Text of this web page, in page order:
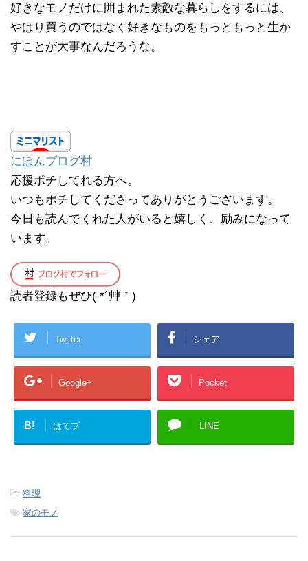
好きなモノだけに囲まれた素敵な暮らしをするには、
やはり買うのではなく好きなものをもっともっと生か
すことが大事なんだろうな。
にほんブログ村
応援ポチしてれる方へ。
いつもポチしてくださってありがとうございます。
今日も読んでくれた人がいると嬉しく、励みになって
います。
読者登録もぜひ( *´艸｀)
Twitter シェア
Google+ Pocket
B! はてブ LINE
-料理
-家のモノ